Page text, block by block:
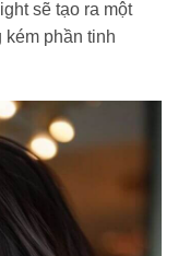
sẽ tạo ra một
kém phần tinh